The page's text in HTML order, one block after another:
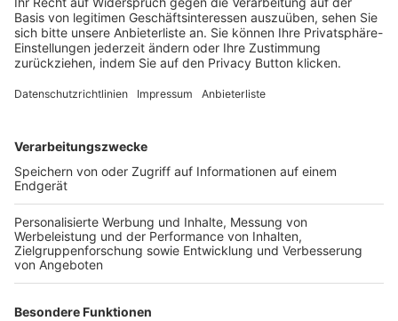
Login SpielPlus
FOLGE DEM BFV
TOP-VEREINE
TOP-PARTNER